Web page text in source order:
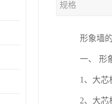
规格
形象墙
一、 形
1、大芯
2、大芯